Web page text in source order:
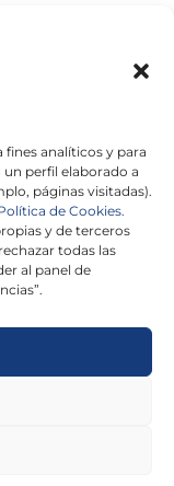
analíticos y para
perfil elaborado a
páginas visitadas).
de Cookies.
y de terceros
todas las
al panel de